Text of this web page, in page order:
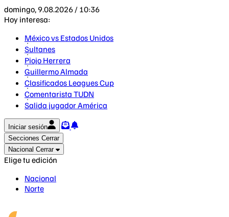
domingo, 9.08.2026 / 10:36
Hoy interesa:
México vs Estados Unidos
Sultanes
Piojo Herrera
Guillermo Almada
Clasificados Leagues Cup
Comentarista TUDN
Salida jugador América
Iniciar sesión
Secciones Cerrar
Nacional Cerrar
Elige tu edición
Nacional
Norte